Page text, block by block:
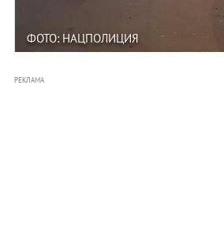
ФОТО: НАЦПОЛИЦИЯ
РЕКЛАМА